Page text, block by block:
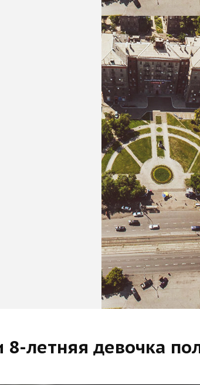
8-летняя девочка